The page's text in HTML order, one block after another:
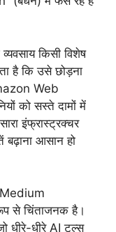
किसी विशेष
है कि उसे छोड़ना
Web
को सस्ते दामों में
इंफ्रास्ट्रक्चर
बढ़ाना आसान हो
से चिंताजनक है।
धीरे-धीरे AI टूल्स